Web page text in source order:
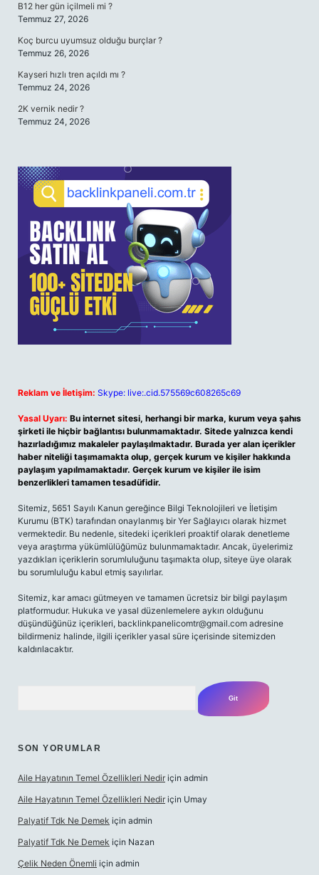
B12 her gün içilmeli mi ?
Temmuz 27, 2026
Koç burcu uyumsuz olduğu burçlar ?
Temmuz 26, 2026
Kayseri hızlı tren açıldı mı ?
Temmuz 24, 2026
2K vernik nedir ?
Temmuz 24, 2026
Reklam ve İletişim: Skype: live:.cid.575569c608265c69
Yasal Uyarı: Bu internet sitesi, herhangi bir marka, kurum veya şahıs
şirketi ile hiçbir bağlantısı bulunmamaktadır. Sitede yalnızca kendi
hazırladığımız makaleler paylaşılmaktadır. Burada yer alan içerikler
haber niteliği taşımamakta olup, gerçek kurum ve kişiler hakkında
paylaşım yapılmamaktadır. Gerçek kurum ve kişiler ile isim
benzerlikleri tamamen tesadüfidir.
Sitemiz, 5651 Sayılı Kanun gereğince Bilgi Teknolojileri ve İletişim
Kurumu (BTK) tarafından onaylanmış bir Yer Sağlayıcı olarak hizmet
vermektedir. Bu nedenle, sitedeki içerikleri proaktif olarak denetleme
veya araştırma yükümlülüğümüz bulunmamaktadır. Ancak, üyelerimiz
yazdıkları içeriklerin sorumluluğunu taşımakta olup, siteye üye olarak
bu sorumluluğu kabul etmiş sayılırlar.
Sitemiz, kar amacı gütmeyen ve tamamen ücretsiz bir bilgi paylaşım
platformudur. Hukuka ve yasal düzenlemelere aykırı olduğunu
düşündüğünüz içerikleri, backlinkpanelicomtr@gmail.com adresine
bildirmeniz halinde, ilgili içerikler yasal süre içerisinde sitemizden
kaldırılacaktır.
SON YORUMLAR
Aile Hayatının Temel Özellikleri Nedir için admin
Aile Hayatının Temel Özellikleri Nedir için Umay
Palyatif Tdk Ne Demek için admin
Palyatif Tdk Ne Demek için Nazan
Çelik Neden Önemli için admin